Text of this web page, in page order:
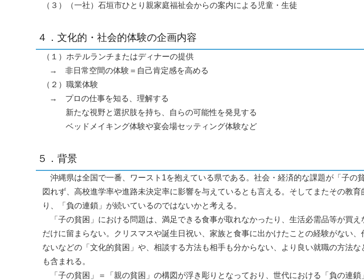
（３）（一社）石垣市ひとり親家庭福祉会からの案内による児童・生徒
４．文化的・社会的体験の企画内容
（１）ホテルランチまたはディナーの提供
→ 非日常空間の体験＝自己肯定感を高める
（２）職業体験
→ プロの仕事を知る、理解する
新たな視野と選択肢を持ち、自らの可能性を発見する
ベッドメイキング体験や宴会場セッティング体験など
５．背景
沖縄県は全国で一番、ワースト1を抱えている県である。社会・経済的な課題が「子の
図れず、高校進学率や進路未決定率に影響を与えているとも言える。そしてまたその教
り、「負の連鎖」が続いているのではないかと考える。
「子の貧困」における問題は、満足できる食事が取れなかったり、生活必需品等が買え
だけに留まらない。クリスマスや誕生日祝い、家族と食事に出かけたことの経験がない
ないなどの「文化的貧困」や、相談する方法も相手も分からない、より良い就職の方法な
も含まれる。
「子の貧困」＝「親の貧困」の構図が浮き彫りとなっており、世代における「負の連